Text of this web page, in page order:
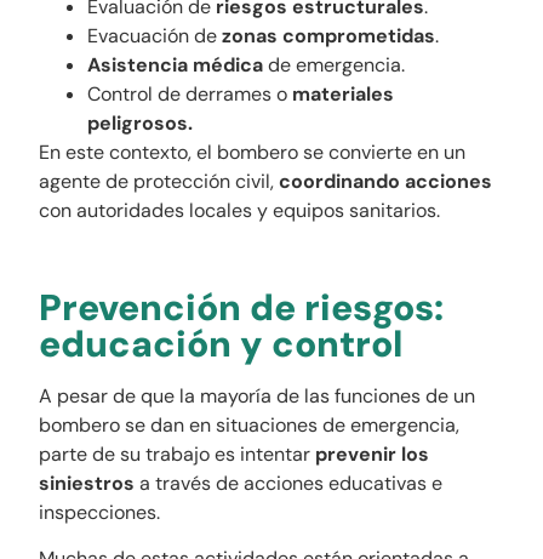
Evaluación de riesgos estructurales.
Evacuación dezonas comprometidas.
Asistencia médicade emergencia.
Control de derrames o materiales
peligrosos.
En este contexto, el bombero se convierte en un
agente de protección civil,coordinando acciones
con autoridades locales y equipos sanitarios.
Prevención de riesgos:
educación y control
A pesar de que la mayoría de las funciones de un
bombero se dan en situaciones de emergencia,
parte de su trabajo es intentar prevenir los
siniestros a través de acciones educativas e
inspecciones.